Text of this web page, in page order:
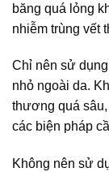
băng quá lỏng
nhiễm trùng vết
Chỉ nên sử
nhỏ ngoài da.
thương quá
các biện pháp
Không nên sử